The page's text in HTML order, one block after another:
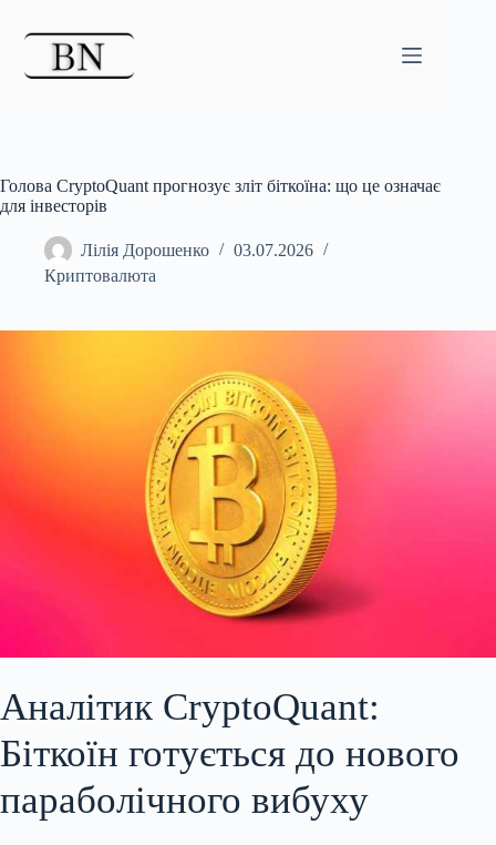
Голова CryptoQuant прогнозує зліт біткоїна: що це означає
для інвесторів
Лілія Дорошенко
03.07.2026
Криптовалюта
Аналітик CryptoQuant:
Біткоїн готується до нового
параболічного вибуху